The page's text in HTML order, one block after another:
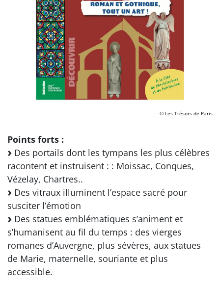
© Les Trésors de Paris
Points forts :
Des portails dont les tympans les plus célèbres
racontent et instruisent : : Moissac, Conques,
Vézelay, Chartres..
Des vitraux illuminent l’espace sacré pour
susciter l’émotion
Des statues emblématiques s’animent et
s’humanisent au fil du temps : des vierges
romanes d’Auvergne, plus sévères, aux statues
de Marie, maternelle, souriante et plus
accessible.